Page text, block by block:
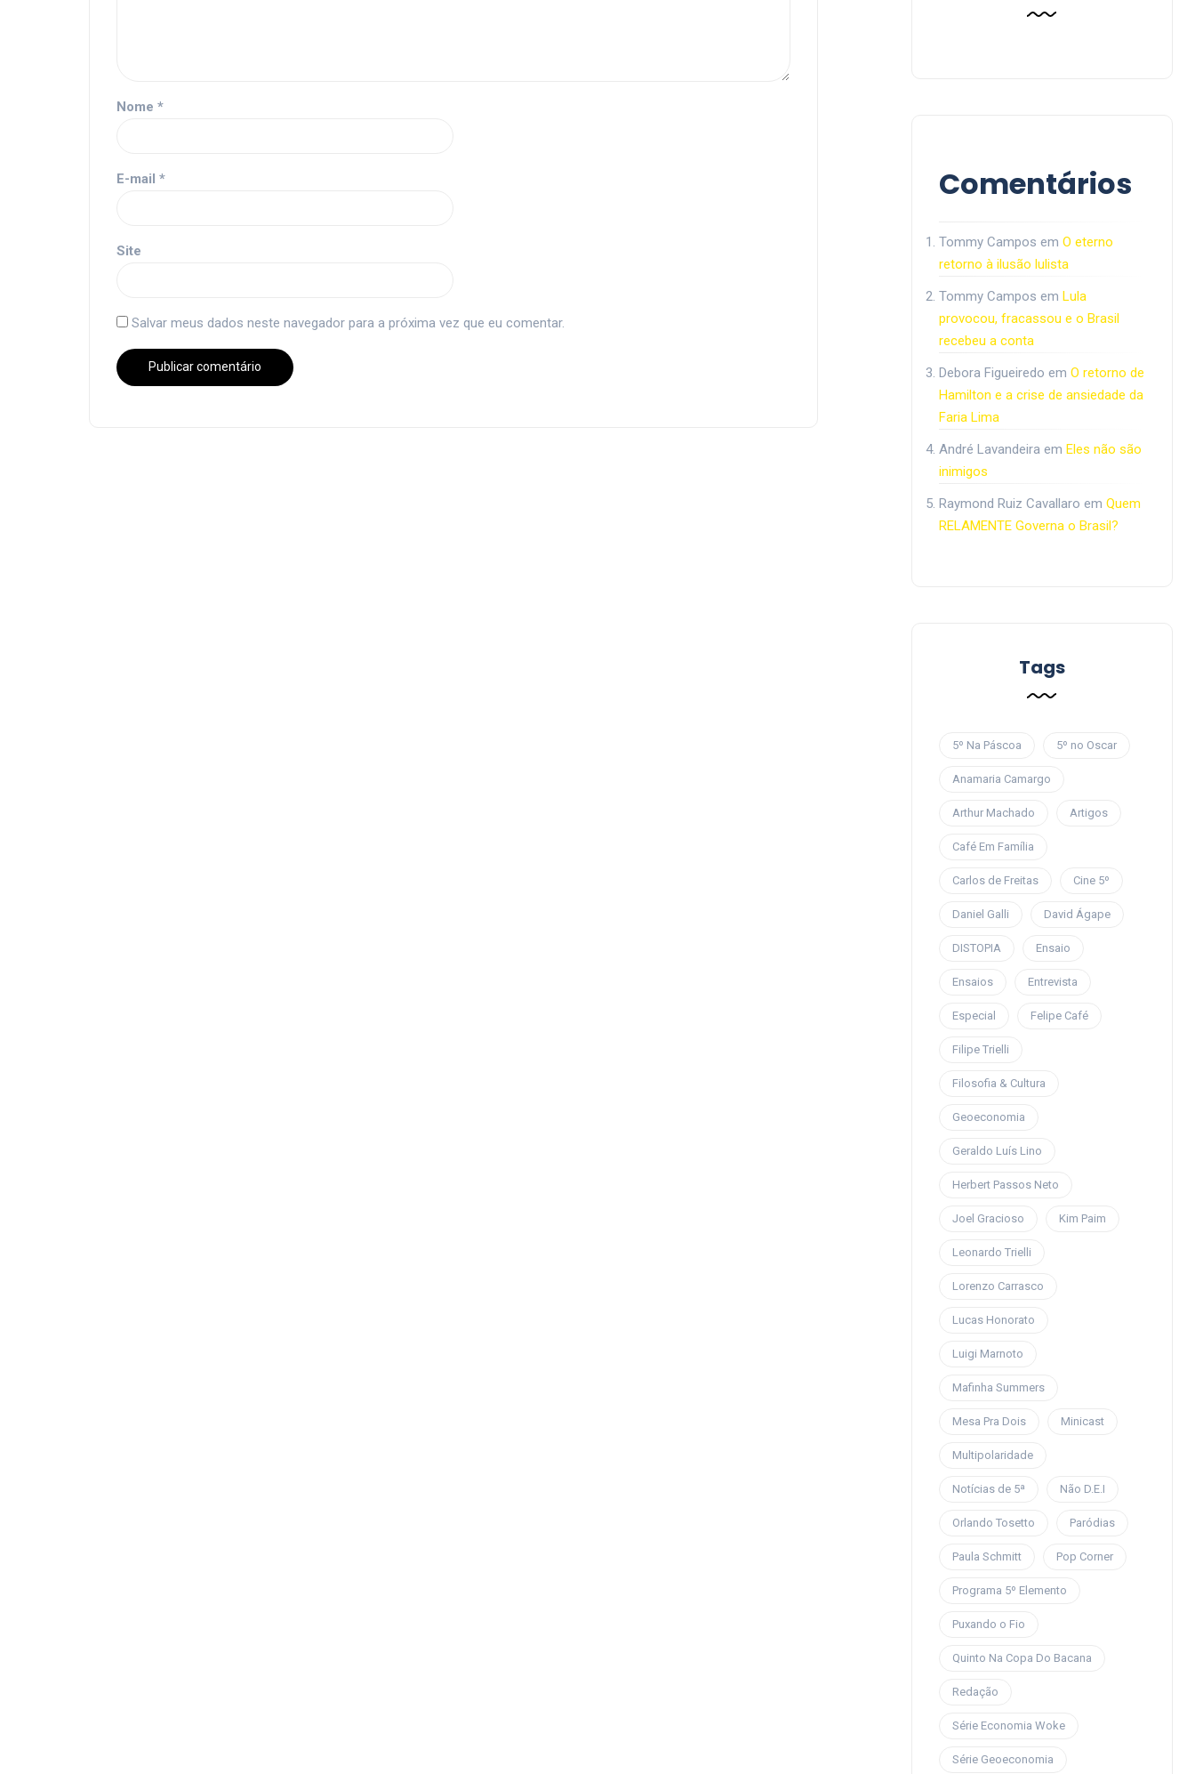
Nome *
E-mail *
Site
Salvar meus dados neste navegador para a próxima vez que eu comentar.
Comentários
Tommy Campos em O eterno
retorno à ilusão lulista
Tommy Campos em Lula
provocou, fracassou e o Brasil
recebeu a conta
Debora Figueiredo em O retorno de
Hamilton e a crise de ansiedade da
Faria Lima
André Lavandeiraem Eles não são
inimigos
Raymond Ruiz Cavallaro em Quem
RELAMENTE Governa o Brasil?
Tags
5º Na Páscoa 5º no Oscar
Anamaria Camargo
Arthur Machado Artigos
Café Em Família
Carlos de Freitas Cine 5º
Daniel Galli David Ágape
DISTOPIA Ensaio
Ensaios Entrevista
Especial Felipe Café
Filipe Trielli
Filosofia & Cultura
Geoeconomia
Geraldo Luís Lino
Herbert Passos Neto
Joel Gracioso Kim Paim
Leonardo Trielli
Lorenzo Carrasco
Lucas Honorato
Luigi Marnoto
Mafinha Summers
Mesa Pra Dois Minicast
Multipolaridade
Notícias de 5ª Não D.E.I
Orlando Tosetto Paródias
Paula Schmitt Pop Corner
Programa 5º Elemento
Puxando o Fio
Quinto Na Copa Do Bacana
Redação
Série Economia Woke
Série Geoeconomia